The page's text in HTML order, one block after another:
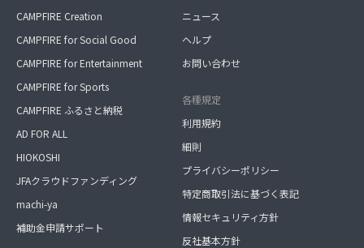
CAMPFIRE Creation
CAMPFIRE for Social Good
CAMPFIRE for Entertainment
CAMPFIRE for Sports
CAMPFIRE ふるさと納税
AD FOR ALL
HIOKOSHI
JFAクラウドファンディング
machi-ya
補助金申請サポート
ニュース
ヘルプ
お問い合わせ
各種規定
利用規約
細則
プライバシーポリシー
特定商取引法に基づく表記
情報セキュリティ方針
反社基本方針